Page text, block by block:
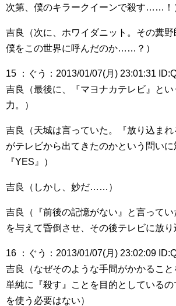
次第、僕のキラークイーンで殺す……！
吉良（次に、ホワイダニット。その糞野
僕をこの世界に呼んだのか……？）
15 ：ぐう：2013/01/07(月) 23:01:31
吉良（最後に、『マヨナカテレビ』と
力。）
吉良（天城は言っていた。『放り込ま
がテレビから出てきたのかという問い
『YES』）
吉良（しかし、妙だ……）
吉良（『前後の記憶がない』と言って
を与えて昏倒させ、その後テレビに放
16 ：ぐう：2013/01/07(月) 23:02:09
吉良（なぜそのような手間がかかるこ
単純に『殺す』ことを目的としている
を使う必要はない）